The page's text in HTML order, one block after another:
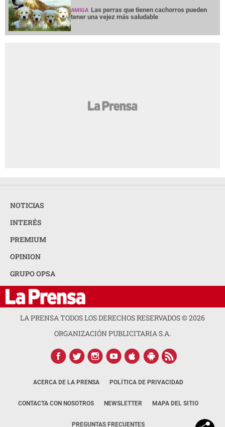
AMIGA Las perras que tienen cachorros pueden
tener una vejez más saludable
NOTICIAS
INTERÉS
PREMIUM
OPINION
GRUPO OPSA
LA PRENSA TODOS LOS DERECHOS RESERVADOS ©2026
ORGANIZACIÓN PUBLICITARIA S.A.
ACERCA DE LA PRENSA POLÍTICA DE PRIVACIDAD
CONTACTA CON NOSOTROS NEWSLETTER MAPA DEL SITIO
PREGUNTAS FRECUENTES